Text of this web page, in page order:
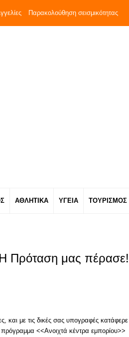
Παρακολούθηση σεισμικότητας
ΑΘΛΗΤΙΚΑ ΥΓΕΙΑ ΤΟΥΡΙΣΜΟΣ
Η Πρόταση μας πέρασε!
με τις δικές σας υπογραφές κατάφερε
πρόγραμμα <<Ανοιχτά κέντρα